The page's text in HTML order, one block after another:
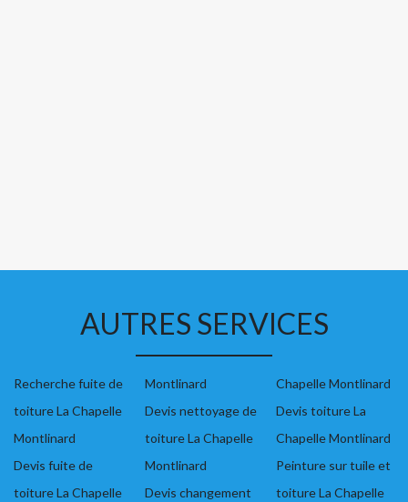
AUTRES SERVICES
Recherche fuite de
toiture La Chapelle
Montlinard
Devis fuite de
toiture La Chapelle
Montlinard
Devis nettoyage de
toiture La Chapelle
Montlinard
Devis changement
Chapelle Montlinard
Devis toiture La
Chapelle Montlinard
Peinture sur tuile et
toiture La Chapelle